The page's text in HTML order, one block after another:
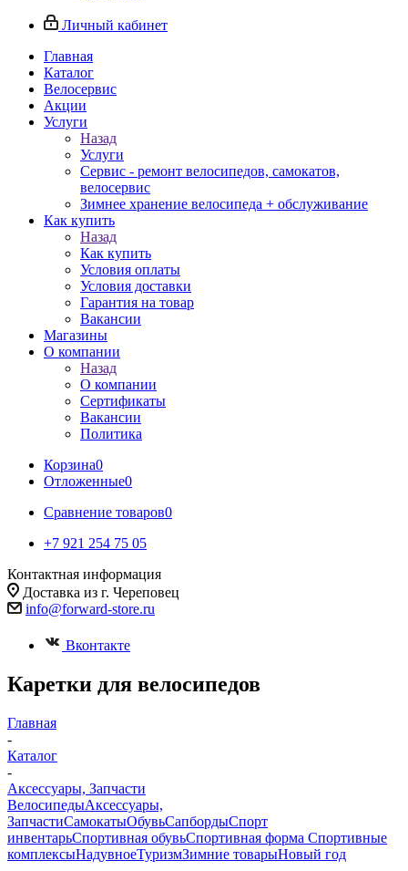
Личный кабинет
Главная
Каталог
Велосервис
Акции
Услуги
Назад
Услуги
Сервис - ремонт велосипедов, самокатов,
велосервис
Зимнее хранение велосипеда + обслуживание
Как купить
Назад
Как купить
Условия оплаты
Условия доставки
Гарантия на товар
Вакансии
Магазины
О компании
Назад
О компании
Сертификаты
Вакансии
Политика
Корзина0
Отложенные0
Сравнение товаров0
+7 921 254 75 05
Контактная информация
Доставка из г. Череповец
info@forward-store.ru
Вконтакте
Каретки для велосипедов
Главная
-
Каталог
-
Аксессуары, Запчасти
ВелосипедыАксессуары,
ЗапчастиСамокатыОбувьСапбордыСпорт
инвентарьСпортивная обувьСпортивная форма Спортивные
комплексыНадувноеТуризмЗимние товарыНовый год